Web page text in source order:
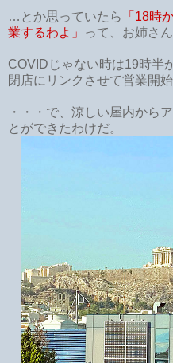
…とか思っていたら
「18時
業するわよ」
って、お姉さ
COVIDじゃない時は19時半
閉店にリンクさせて営業開
・・・で、涼しい屋内から
とができたわけだ。